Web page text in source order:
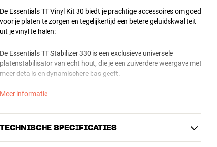
De Essentials TT Vinyl Kit 30 biedt je prachtige accessoires om goed
voor je platen te zorgen en tegelijkertijd een betere geluidskwaliteit
uit je vinyl te halen:
De Essentials TT Stabilizer 330 is een exclusieve universele
platenstabilisator van echt hout, die je een zuiverdere weergave met
meer details en dynamischere bas geeft.
De Essentials TT Brush 3 is een luxe platenborstel met een handvat
natte reiniging.
Meer informatie
TECHNISCHE SPECIFICATIES